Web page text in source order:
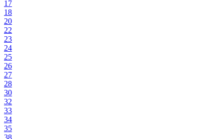
17
18
20
22
23
24
25
26
27
28
30
32
33
34
35
38